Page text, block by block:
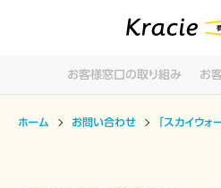
お客様窓口の取り組み お
ホーム お問い合わせ 「スカイウ